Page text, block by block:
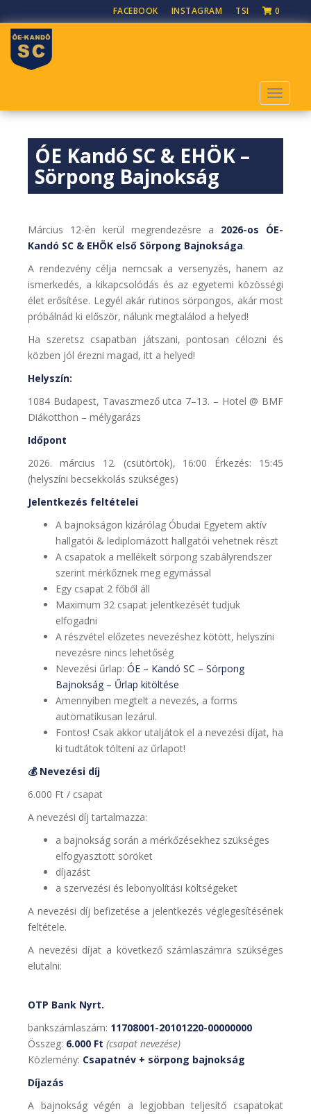
k
FACEBOOK INSTAGRAM TSI 0
ÓE Kandó SC & EHÖK –
Sörpong Bajnokság
Március 12-én kerül megrendezésre a 2026-os ÓE-
Kandó SC & EHÖK első Sörpong Bajnoksága.
A rendezvény célja nemcsak a versenyzés, hanem az
ismerkedés, a kikapcsolódás és az egyetemi közösségi
élet erősítése. Legyél akár rutinos sörpongos, akár most
próbálnád ki először, nálunk megtalálod a helyed!
Ha szeretsz csapatban játszani, pontosan célozni és
közben jól érezni magad, itt a helyed!
Helyszín:
1084 Budapest, Tavaszmező utca 7–13. – Hotel @ BMF
Diákotthon – mélygarázs
Időpont
2026. március 12. (csütörtök), 16:00 Érkezés: 15:45
(helyszíni becsekkolás szükséges)
Jelentkezés feltételei
A bajnokságon kizárólag Óbudai Egyetem aktív
hallgatói & lediplomázott hallgatói vehetnek részt
A csapatok a mellékelt sörpong szabályrendszer
szerint mérkőznek meg egymással
Egy csapat 2 főből áll
Maximum 32 csapat jelentkezését tudjuk
elfogadni
A részvétel előzetes nevezéshez kötött, helyszíni
nevezésre nincs lehetőség
Nevezési űrlap: ÓE – Kandó SC – Sörpong
Bajnokság – Űrlap kitöltése
Amennyiben megtelt a nevezés, a forms
automatikusan lezárul.
Fontos! Csak akkor utaljátok el a nevezési díjat, ha
ki tudtátok tölteni az űrlapot!
💰 Nevezési díj
6.000 Ft / csapat
A nevezési díj tartalmazza:
a bajnokság során a mérkőzésekhez szükséges
elfogyasztott söröket
díjazást
a szervezési és lebonyolítási költségeket
A nevezési díj befizetése a jelentkezés véglegesítésének
feltétele.
A nevezési díjat a következő számlaszámra szükséges
elutalni:
OTP Bank Nyrt.
bankszámlaszám: 11708001-20101220-00000000
Összeg: 6.000 Ft (csapat nevezése)
Közlemény: Csapatnév + sörpong bajnokság
Díjazás
A bajnokság végén a legjobban teljesítő csapatokat